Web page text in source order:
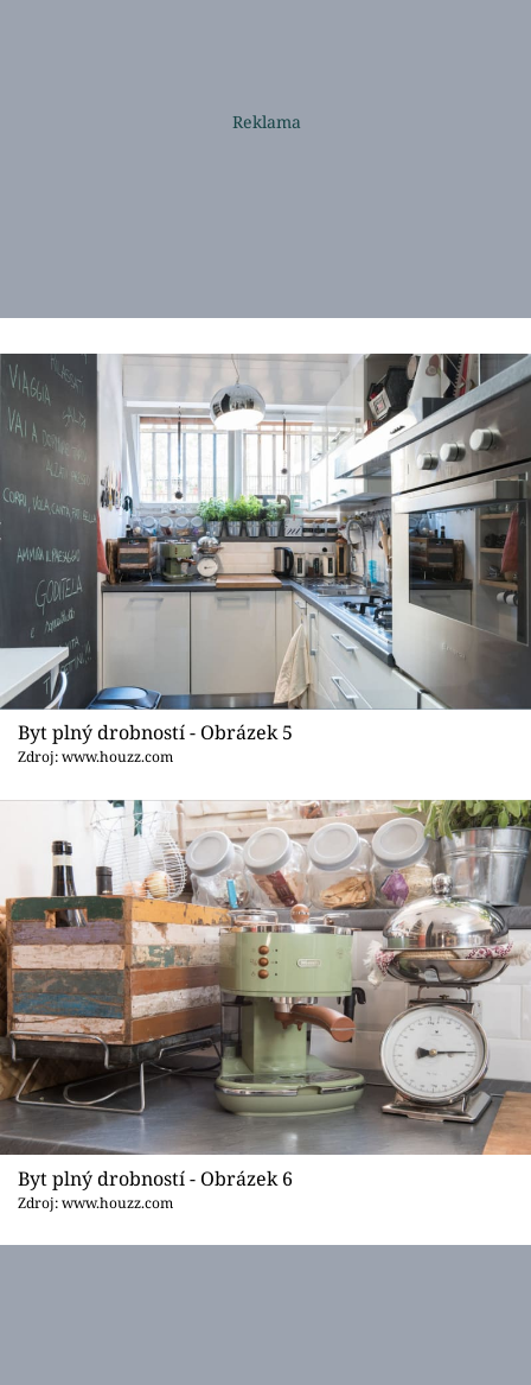
Byt plný drobností - Obrázek 5
Zdroj: www.houzz.com
Byt plný drobností - Obrázek 6
Zdroj: www.houzz.com